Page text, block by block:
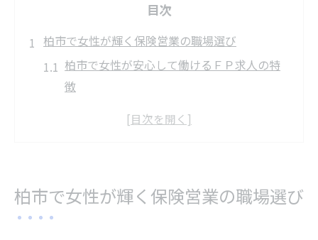
目次
柏市で女性が輝く保険営業の職場選び
柏市で女性が安心して働けるＦＰ求人の特
徴
家庭と両立できる保険営業求人の選び方
ＦＰ求人に注目したい女性向け営業の魅力
柏市で女性が輝く保険営業の職場選び